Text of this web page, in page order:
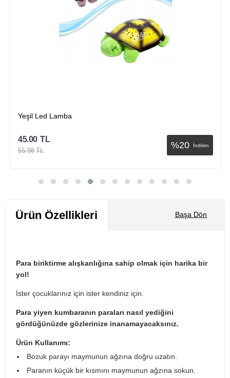
Yeşil Led Lamba
%20 İndirim
45.00 TL
55.98 TL
Ürün Özellikleri Başa Dön
Para biriktirme alışkanlığına sahip olmak için harika bir
yol!
İster çocuklarınız için ister kendiniz için.
Para yiyen kumbaranın paraları nasıl yediğini
gördüğünüzde gözlerinize inanamayacaksınız.
Ürün Kullanımı:
Bozuk parayı maymunun ağzına doğru uzatın.
Paranın küçük bir kısmını maymunun ağzına sokun.